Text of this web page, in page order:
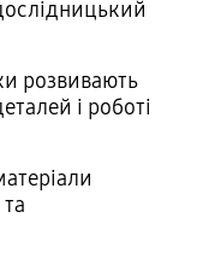
розвивають
і роботі